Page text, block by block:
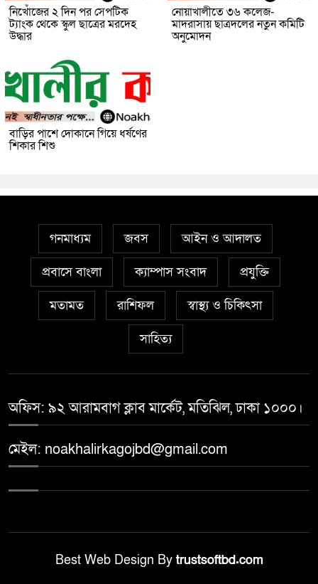
নিখোঁজের ২ দিন পর সেপটিক
ট্যাংক থেকে স্কুল ছাত্রের মরদেহ
উদ্ধার
নোয়াখালীতে ৩৬ কলেজ-
মাদরাসায় ছাত্রদলের নতুন কমিটি
অনুমোদন
বাড়ির পাশে দোকানে গিয়ে ধর্ষণের
শিকার শিশু
গনমাধ্যম জবস আইন ও আদালত
প্রবাসে বাংলা ক্যাম্পাস সংবাদ প্রযুক্তি
মতামত রাশিফল স্বাস্থ্য ও চিকিৎসা
সাহিত্য
অফিস: ৯২ আরামবাগ ক্লাব মার্কেট, মতিঝিল, ঢাকা ১০০০।
মেইল: noakhalirkagojbd@gmail.com
Best Web Design Bytrustsoftbd.com